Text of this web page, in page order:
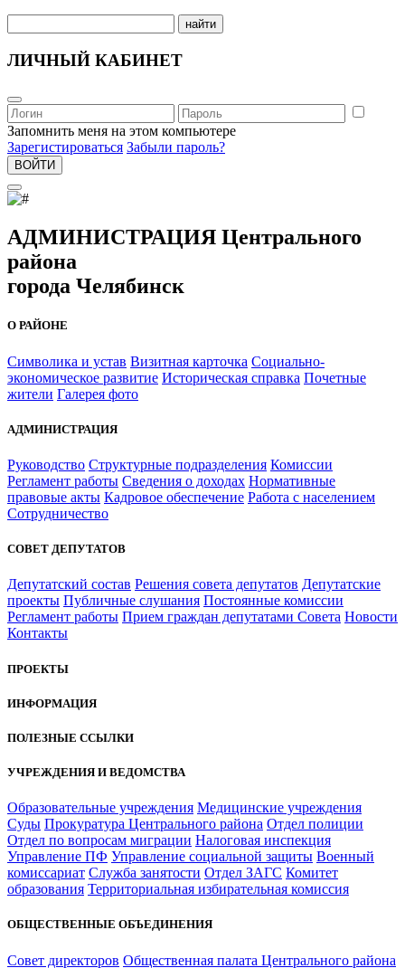
найти
ЛИЧНЫЙ КАБИНЕТ
Запомнить меня на этом компьютере
Зарегистироваться Забыли пароль?
ВОЙТИ
АДМИНИСТРАЦИЯ Центрального
района
города Челябинск
О РАЙОНЕ
Символика и устав Визитная карточка Социально-
экономическое развитие Историческая справка Почетные
жители Галерея фото
АДМИНИСТРАЦИЯ
Руководство Структурные подразделения Комиссии
Регламент работы Сведения о доходах Нормативные
правовые акты Кадровое обеспечение Работа с населением
Сотрудничество
СОВЕТ ДЕПУТАТОВ
Депутатский состав Решения совета депутатов Депутатские
проекты Публичные слушания Постоянные комиссии
Регламент работы Прием граждан депутатами Совета Новости
Контакты
ПРОЕКТЫ
ИНФОРМАЦИЯ
ПОЛЕЗНЫЕ ССЫЛКИ
УЧРЕЖДЕНИЯ И ВЕДОМСТВА
Образовательные учреждения Медицинские учреждения
Суды Прокуратура Центрального района Отдел полиции
Отдел по вопросам миграции Налоговая инспекция
Управление ПФ Управление социальной защиты Военный
комиссариат Служба занятости Отдел ЗАГС Комитет
образования Территориальная избирательная комиссия
ОБЩЕСТВЕННЫЕ ОБЪЕДИНЕНИЯ
Совет директоров Общественная палата Центрального района